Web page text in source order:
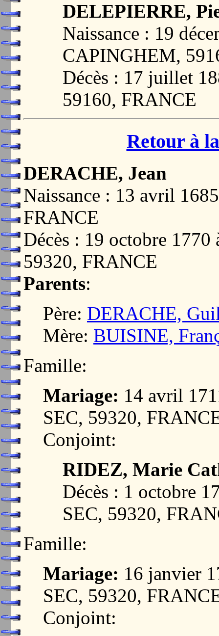
DELEPIERRE,
Naissance : 19
CAPINGHEM,
Décès : 17 juillet
59160, FRANCE
Retour à
DERACHE, Jean
Naissance : 13 avril
FRANCE
Décès : 19 octobre
59320, FRANCE
Parents:
Père: DERACHE,
Mère: BUISINE,
Famille:
Mariage: 14 avril
SEC, 59320,
Conjoint:
RIDEZ, Marie
Décès : 1 octobre
SEC, 59320,
Famille:
Mariage: 16 janvier
SEC, 59320,
Conjoint: